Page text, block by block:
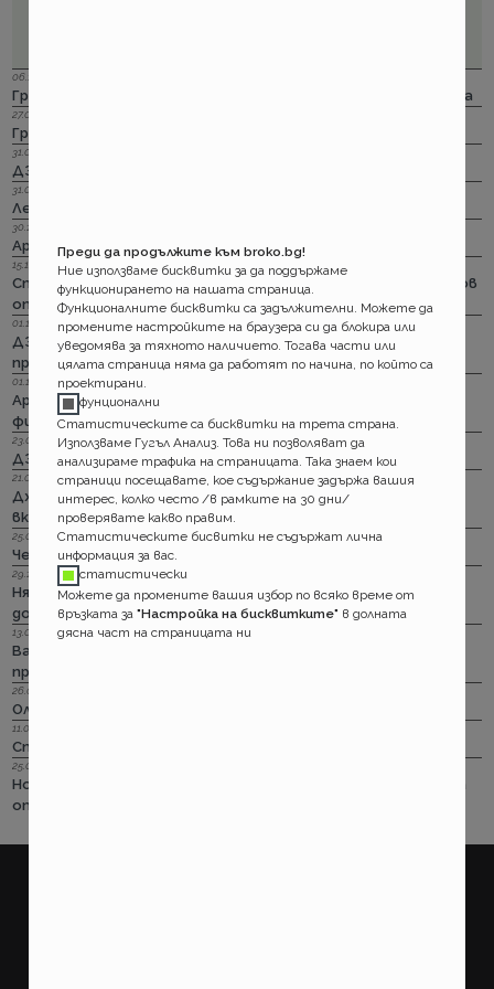
06.12.2023 г.
Групама: Ски и сноуборд безплатно при пътуване в чужбина
27.04.2023 г.
Групама: За каското
31.03.2023 г.
ДЗИ: Отличници в ликвидацията по каско
31.03.2023 г.
Лев Инс: Още месец на промоция по каско
30.11.2022 г.
Армеец: И асистанс за България по каско
15.11.2022 г.
Стикерът по гражданска отговорност с впечатляващ нов
опит да влезе в историята
01.11.2022 г.
ДЗИ: Стрийминг застраховката за злополука на промоция
през ноември
01.11.2022 г.
Армеец: Имуществото на лимит на промоция. Това за
фирмите също
23.09.2022 г.
ДЗИ: Ами няма такова каско!
21.09.2022 г.
Дженерали: Критични болести по злополука и заболяване,
включително и при задължителната трудова.
25.08.2022 г.
Черно бялото ще е новото зелено и у нас. Дали?
29.12.2018 г.
Няма да работим на 31-ви. Весело посрещане на една по -
добра година.
13.08.2018 г.
Важно! Вашата полица в Олимпик трябва да бъде
прекратена на 17.08.2018г
26.07.2018 г.
Олимпик са вече без лиценз
11.05.2018 г.
Спираме Олимпик
25.01.2018 г.
Нова вълна на чувствително поскъпване на ГО-то тръгва
от следващата седмица
Преди да продължите към broko.bg!
Ние използваме бисквитки за да поддържаме
функционирането на нашата страница.
Функционалните бисквитки са задължителни. Можете да
промените настройките на браузера си да блокира или
уведомява за тяхното наличието. Тогава части или
цялата страница няма да работят по начина, по който са
проектирани.
фунционални
Статистическите са бисквитки на трета страна.
Използваме Гугъл Анализ. Това ни позволяват да
анализираме трафика на страницата. Така знаем кои
страници посещавате, кое съдържание задържа вашия
интерес, колко често /в рамките на 30 дни/
проверявате какво правим.
Статистическите бисвитки не съдържат лична
информация за вас.
статистически
Можете да промените вашия избор по всяко време от
връзката за "Настройка на бисквитките" в долната
дясна част на страницата ни